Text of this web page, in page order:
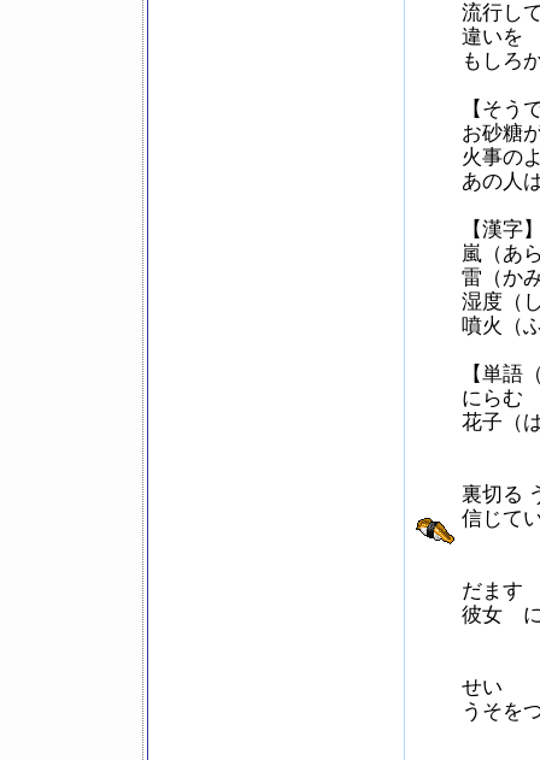
流行し
違いを
もしろ
【そう
お砂糖
火事の
あの人
【漢字
嵐（あ
雷（か
湿度（
噴火（
【単語
にらむ
花子（
裏切る
信じて
だます
彼女 に
せい
うそを